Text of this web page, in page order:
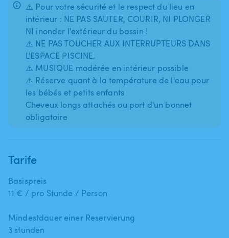
⚠️ Pour votre sécurité et le respect du lieu en
intérieur : NE PAS SAUTER, COURIR, NI PLONGER
NI inonder l'extérieur du bassin !
⚠️ NE PAS TOUCHER AUX INTERRUPTEURS DANS
L'ESPACE PISCINE.
⚠️ MUSIQUE modérée en intérieur possible
⚠️ Réserve quant à la température de l'eau pour
les bébés et petits enfants
Cheveux longs attachés ou port d'un bonnet
Tarife
Basispreis
11 € / pro Stunde / Person
Mindestdauer einer Reservierung
3 stunden